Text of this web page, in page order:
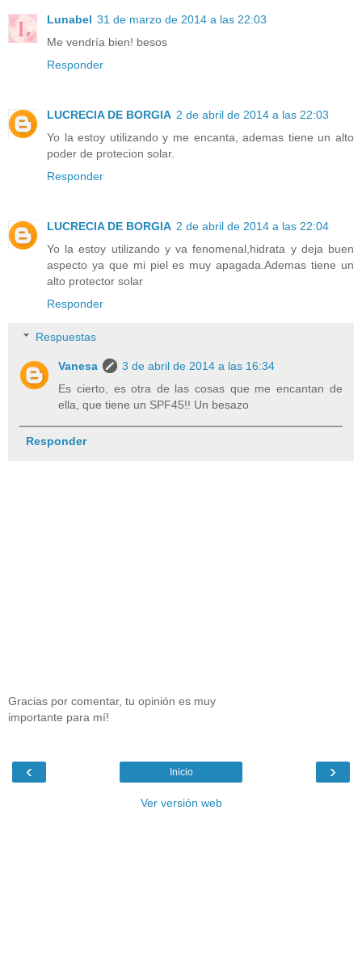
Lunabel 31 de marzo de 2014 a las 22:03
Me vendría bien! besos
Responder
LUCRECIA DE BORGIA 2 de abril de 2014 a las 22:03
Yo la estoy utilizando y me encanta, ademas tiene un alto
poder de protecion solar.
Responder
LUCRECIA DE BORGIA 2 de abril de 2014 a las 22:04
Yo la estoy utilizando y va fenomenal,hidrata y deja buen
aspecto ya que mi piel es muy apagada.Ademas tiene un
alto protector solar
Responder
Respuestas
Vanesa
3 de abril de 2014 a las 16:34
Es cierto, es otra de las cosas que me encantan de
ella, que tiene un SPF45!! Un besazo
Responder
Gracias por comentar, tu opinión es muy
importante para mí!
‹ ›
Inicio
Ver versión web